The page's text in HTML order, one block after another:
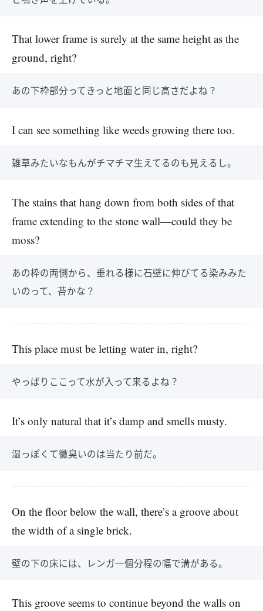
That lower frame is surely at the same height as the
ground, right?
あの下枠部分ってきっと地面と同じ高さだよね？
I can see something like weeds growing there too.
雑草みたいなもんがチマチマ生えてるのも見えるし。
The stains that hang down from both sides of that
frame extending to the stone wall—could they be
moss?
あの枠の両側から、垂れる様に石壁に伸びてる染みみた
いのって、苔かな？
This place must be letting water in, right?
やっぱりここって水が入って来るよね？
It’s only natural that it’s damp and smells musty.
湿っぽくて黴臭いのは当たり前だ。
On the floor below the wall, there’s a groove about
the width of a single brick.
壁の下の床には、レンガ一個分程の幅で溝がある。
This groove seems to continue beyond the walls on